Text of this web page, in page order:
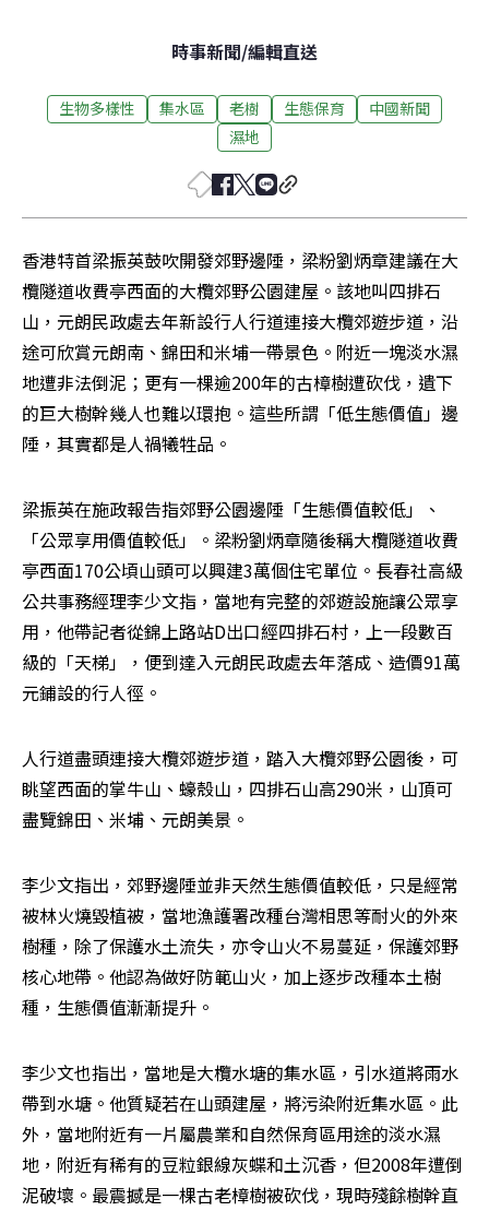
時事新聞/編輯直送
生物多樣性 集水區 老樹 生態保育
中國新聞
濕地
香港特首梁振英鼓吹開發郊野邊陲，梁粉劉炳章建議在大
欖隧道收費亭西面的大欖郊野公園建屋。該地叫四排石
山，元朗民政處去年新設行人行道連接大欖郊遊步道，沿
途可欣賞元朗南、錦田和米埔一帶景色。附近一塊淡水濕
地遭非法倒泥；更有一棵逾200年的古樟樹遭砍伐，遺下
的巨大樹幹幾人也難以環抱。這些所謂「低生態價值」邊
陲，其實都是人禍犧牲品。
梁振英在施政報告指郊野公園邊陲「生態價值較低」、
「公眾享用價值較低」。梁粉劉炳章隨後稱大欖隧道收費
亭西面170公頃山頭可以興建3萬個住宅單位。長春社高級
公共事務經理李少文指，當地有完整的郊遊設施讓公眾享
用，他帶記者從錦上路站D出口經四排石村，上一段數百
級的「天梯」，便到達入元朗民政處去年落成、造價91萬
元鋪設的行人徑。
人行道盡頭連接大欖郊遊步道，踏入大欖郊野公園後，可
眺望西面的掌牛山、蠔殼山，四排石山高290米，山頂可
盡覽錦田、米埔、元朗美景。
李少文指出，郊野邊陲並非天然生態價值較低，只是經常
被林火燒毀植被，當地漁護署改種台灣相思等耐火的外來
樹種，除了保護水土流失，亦令山火不易蔓延，保護郊野
核心地帶。他認為做好防範山火，加上逐步改種本土樹
種，生態價值漸漸提升。
李少文也指出，當地是大欖水塘的集水區，引水道將雨水
帶到水塘。他質疑若在山頭建屋，將污染附近集水區。此
外，當地附近有一片屬農業和自然保育區用途的淡水濕
地，附近有稀有的豆粒銀線灰蝶和土沉香，但2008年遭倒
泥破壞。最震撼是一棵古老樟樹被砍伐，現時殘餘樹幹直